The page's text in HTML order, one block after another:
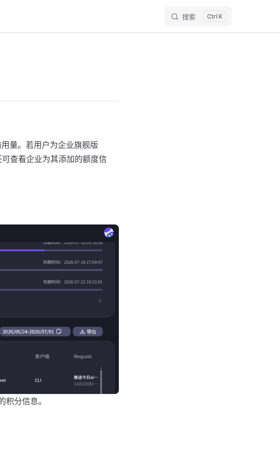
搜索 K
量。若用户为企业旗舰版
查看企业为其添加的额度信
分信息。